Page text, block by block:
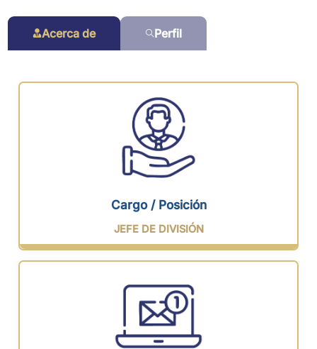
Acerca de Perfil
Cargo / Posición
JEFE DE DIVISIÓN